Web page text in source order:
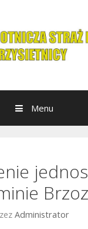
Menu
Administrator